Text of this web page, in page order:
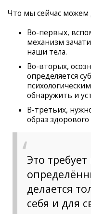
Что мы сейчас можем
Во-первых,
механизм
наши тела.
Во-вторых,
определяется
обнаружить и
В-третьих,
образ
Это
делается
себя и для